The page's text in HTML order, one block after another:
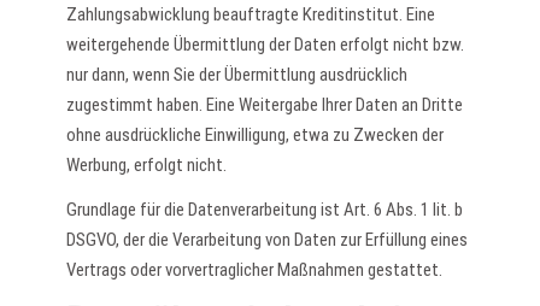
Zahlungsabwicklung beauftragte Kreditinstitut. Eine
weitergehende Übermittlung der Daten erfolgt nicht bzw.
nur dann, wenn Sie der Übermittlung ausdrücklich
zugestimmt haben. Eine Weitergabe Ihrer Daten an Dritte
ohne ausdrückliche Einwilligung, etwa zu Zwecken der
Werbung, erfolgt nicht.
Grundlage für die Datenverarbeitung ist Art. 6 Abs. 1 lit. b
DSGVO, der die Verarbeitung von Daten zur Erfüllung eines
Vertrags oder vorvertraglicher Maßnahmen gestattet.